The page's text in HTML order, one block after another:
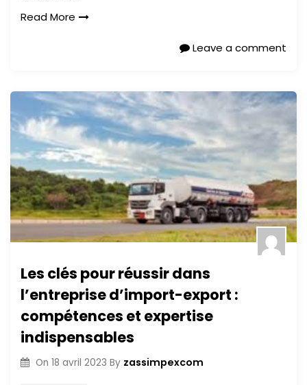
Read More
Leave a comment
Les clés pour réussir dans
l’entreprise d’import-export :
compétences et expertise
indispensables
On 18 avril 2023 By zassimpexcom